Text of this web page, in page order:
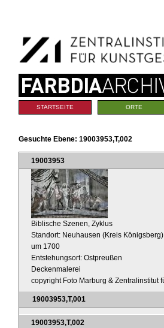
Navigation
Sektionen
STARTSEITE ORTE
Gesuchte Ebene: 19003953,T,002
19003953
Biblische Szenen, Zyklus
Standort: Neuhausen (Kreis
um 1700
Entstehungsort: Ostpreußen
Deckenmalerei
copyright Foto Marburg & Zentralinstitut
19003953,T,001
19003953,T,002